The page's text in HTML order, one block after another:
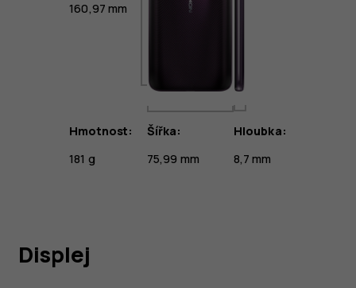
160,97 mm
Hmotnost:
181 g
Šířka:
75,99 mm
Hloubka:
8,7 mm
Displej